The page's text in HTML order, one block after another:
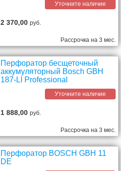
Уточните наличие
2 370,00руб.
Рассрочка на 3 мес.
Перфоратор бесщеточный
аккумуляторный Bosch GBH
187-LI Professional
Уточните наличие
1 888,00руб.
Рассрочка на 3 мес.
Перфоратор BOSCH GBH 11
DE